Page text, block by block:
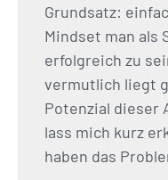
Grundsatz:
Mindset man als
erfolgreich zu
vermutlich liegt
Potenzial dieser
lass mich kurz
haben das